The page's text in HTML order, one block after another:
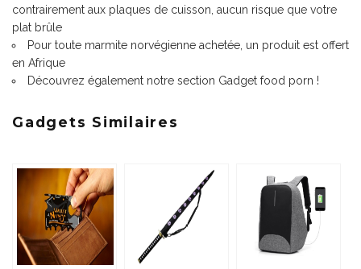
contrairement aux plaques de cuisson, aucun risque que votre
plat brûle
Pour toute marmite norvégienne achetée, un produit est offert
en Afrique
Découvrez également notre section Gadget food porn !
Gadgets Similaires